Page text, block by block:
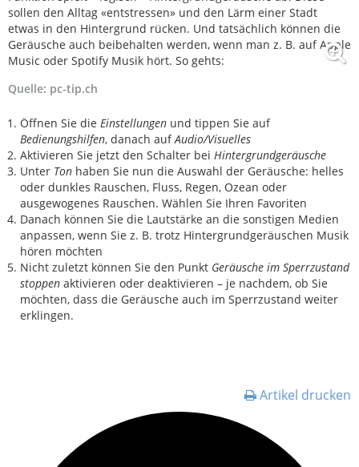
sollen den Alltag «entstressen» und den Lärm einer Stadt
etwas in den Hintergrund rücken. Und tatsächlich können die
Geräusche auch beibehalten werden, wenn man z. B. auf Apple
Music oder Spotify Musik hört. So gehts:
Quelle: pc-tip.ch
Öffnen Sie die Einstellungen und tippen Sie auf
Bedienungshilfen, danach aufAudio/Visuelles
Aktivieren Sie jetzt den Schalter bei Hintergrundgeräusche
Unter Ton haben Sie nun die Auswahl der Geräusche: helles
oder dunkles Rauschen, Fluss, Regen, Ozean oder
ausgewogenes Rauschen. Wählen Sie Ihren Favoriten
Danach können Sie die Lautstärke an die sonstigen Medien
anpassen, wenn Sie z. B. trotz Hintergrundgeräuschen Musik
hören möchten
Nicht zuletzt können Sie den Punkt Geräusche im Sperrzustand
stoppen aktivieren oder deaktivieren – je nachdem, ob Sie
möchten, dass die Geräusche auch im Sperrzustand weiter
erklingen.
Artikel drucken